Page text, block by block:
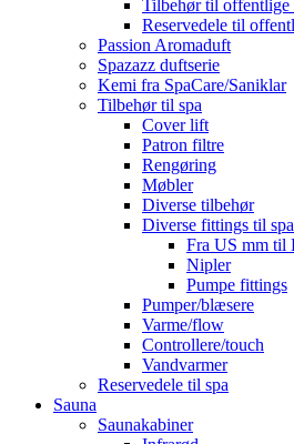
Tilbehør til offentlige
Reservedele til
Passion Aromaduft
Spazazz duftserie
Kemi fra SpaCare/Saniklar
Tilbehør til spa
Cover lift
Patron filtre
Rengøring
Møbler
Diverse tilbehør
Diverse fittings til spa
Fra US mm til
Nipler
Pumpe fittings
Pumper/blæsere
Varme/flow
Controllere/touch
Vandvarmer
Reservedele til spa
Sauna
Saunakabiner